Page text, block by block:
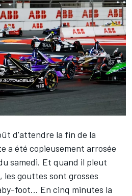
d'attendre la fin de la
a été copieusement arrosée
samedi. Et quand il pleut
gouttes sont grosses
foot… En cinq minutes la